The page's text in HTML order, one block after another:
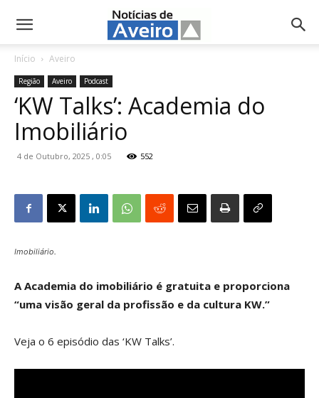
NotíciasdeAveiro.pt
Início Aveiro
Região Aveiro Podcast
‘KW Talks’: Academia do
Imobiliário
4 de Outubro, 2025 , 0:05 552
Imobiliário.
A Academia do imobiliário é gratuita e proporciona
“uma visão geral da profissão e da cultura KW.”
Veja o 6 episódio das ‘KW Talks’.